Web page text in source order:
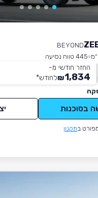
BEYOND
445 טווח נסיעה
החזר חודשי מ-
1,834
₪לחודש*
בסוכנות
בתקנון